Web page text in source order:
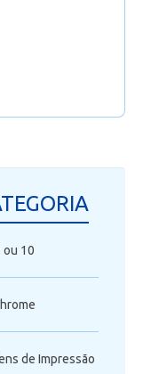
do Office
ou 10
de Impressão